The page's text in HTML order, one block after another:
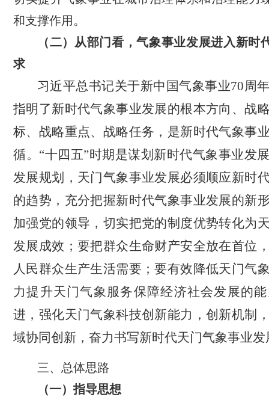
和支撑作用。
（二）从部门看，气象事业发展进入新时
求
习近平总书记关于新中国气象事业70周
指明了新时代气象事业发展的根本方向、战
标、战略重点、战略任务，是新时代气象事
循。“十四五”时期是谋划新时代气象事业发
发展规划，天门气象事业发展必须顺应新时
的趋势，充分把握新时代气象事业发展的新
加强党的领导，切实把党的制度优势转化为
发展成效；要把群众生命财产安全放在首位
人民群众生产生活需要；要有效降低天门气
力提升天门气象服务保障经济社会发展的
进，强化天门气象科技创新能力，创新机制
域协同创新，奋力书写新时代天门气象事业
三、总体思路
（一）指导思想